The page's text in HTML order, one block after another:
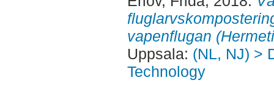
vapenflugan
Uppsala: (NL, NJ) >
Technology